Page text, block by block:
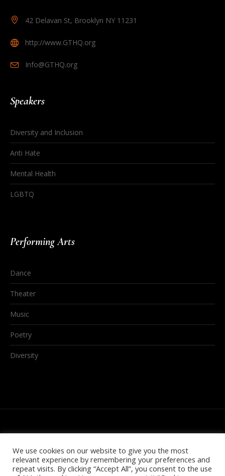
42 Delavan St, Brooklyn NY 11231
http://www.GTHQ.org
Info@GTHQ.org
Speakers
Diversity and Inclusion
Anti Hate
Mental Health
LGBTQ
Performing Arts
Dance
Theater
Music
Poetry
Diversity
We use cookies on our website to give you the most
relevant experience by remembering your preferences and
repeat visits. By clicking “Accept All”, you consent to the use